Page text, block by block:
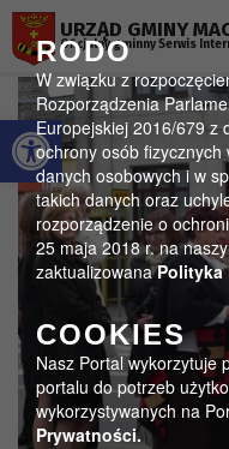
Otwórz pasek narzędzi
RODO
W związku z
Rozporządzenia
Europejskiej 2016/679 z
ochrony osób
danych osobowych i w
takich danych oraz
rozporządzenie o
25 maja 2018 r. na
zaktualizowanaPolityka
COOKIES
Nasz Portal wykorzytuje
portalu do potrzeb
wykorzystywanych na
Prywatności.
URZĄD GMINY
Oficjalny gminny Serwis